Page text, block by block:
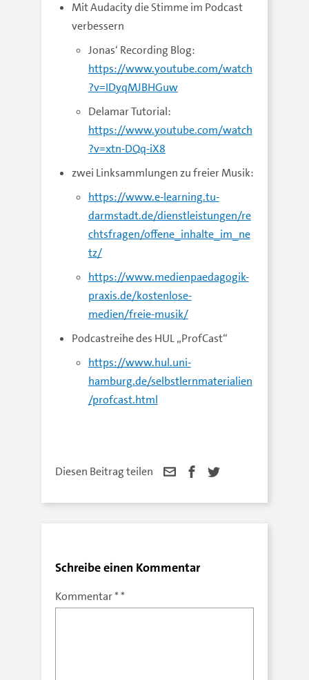
Mit Audacity die Stimme im Podcast
verbessern
Jonas‘ Recording Blog:
https://www.youtube.com/watch
?v=IDyqMJBHGuw
Delamar Tutorial:
https://www.youtube.com/watch
?v=xtn-DQq-iX8
zwei Linksammlungen zu freier Musik:
https://www.e-learning.tu-
darmstadt.de/dienstleistungen/re
chtsfragen/offene_inhalte_im_ne
tz/
https://www.medienpaedagogik-
praxis.de/kostenlose-
medien/freie-musik/
Podcastreihe des HUL „ProfCast“
https://www.hul.uni-
hamburg.de/selbstlernmaterialien
/profcast.html
Diesen Beitrag teilen
Schreibe einen Kommentar
Kommentar*